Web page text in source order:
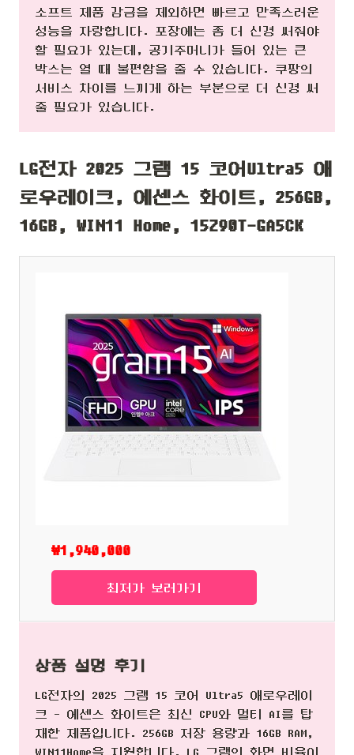
소프트 제품 감금을 제외하면 빠르고 만족스러운
성능을 자랑합니다. 포장에는 좀 더 신경 써줘야
할 필요가 있는데, 공기주머니가 들어 있는 큰
박스는 열 때 불편함을 줄 수 있습니다. 쿠팡의
서비스 차이를 느끼게 하는 부분으로 더 신경 써
줄 필요가 있습니다.
LG전자 2025 그램 15 코어Ultra5 애
로우레이크, 에센스 화이트, 256GB,
16GB, WIN11 Home, 15Z90T-GA5CK
₩1,940,000
최저가 보러가기
상품 설명 후기
LG전자의 2025 그램 15 코어 Ultra5 애로우레이
크 - 에센스 화이트은 최신 CPU와 멀티 AI를 탑
재한 제품입니다. 256GB 저장 용량과 16GB RAM,
WIN11Home을 지원합니다. LG 그램의 화면 비율이